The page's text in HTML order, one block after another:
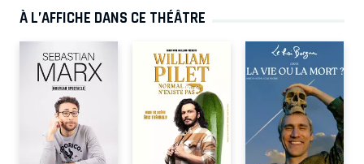
À L’AFFICHE DANS CE THÉÂTRE